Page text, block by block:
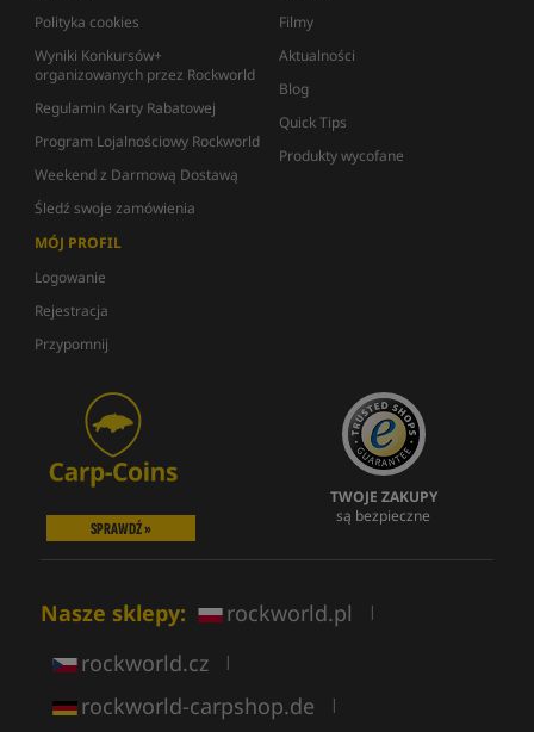
Polityka cookies
Wyniki Konkursów+
organizowanych przez Rockworld
Regulamin Karty Rabatowej
Program Lojalnościowy Rockworld
Weekend z Darmową Dostawą
Śledź swoje zamówienia
Filmy
Aktualności
Blog
Quick Tips
Produkty wycofane
MÓJ PROFIL
Logowanie
Rejestracja
Przypomnij
SPRAWDŹ »
TWOJE ZAKUPY
są bezpieczne
Nasze sklepy: rockworld.pl |
rockworld.cz |
rockworld-carpshop.de |